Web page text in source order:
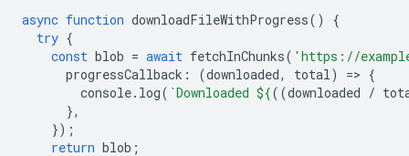
async function downloadFileWithProgress()
{
try {
const blob = await fetchInChunks( 'https://
progressCallback : (downloaded, total) => {
console. log( `Downloaded ${((downloaded /
},
});
return blob ;